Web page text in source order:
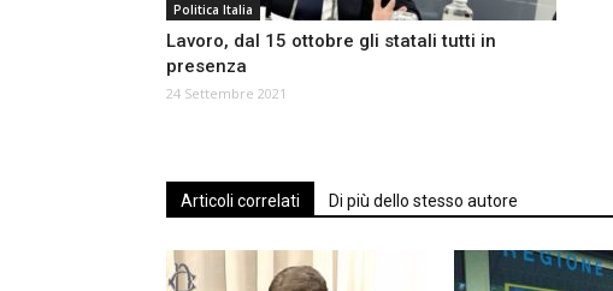
Politica Italia
Lavoro, dal 15 ottobre gli statali tutti in
presenza
24 Settembre 2021
Articoli correlati Di più dello stesso autore